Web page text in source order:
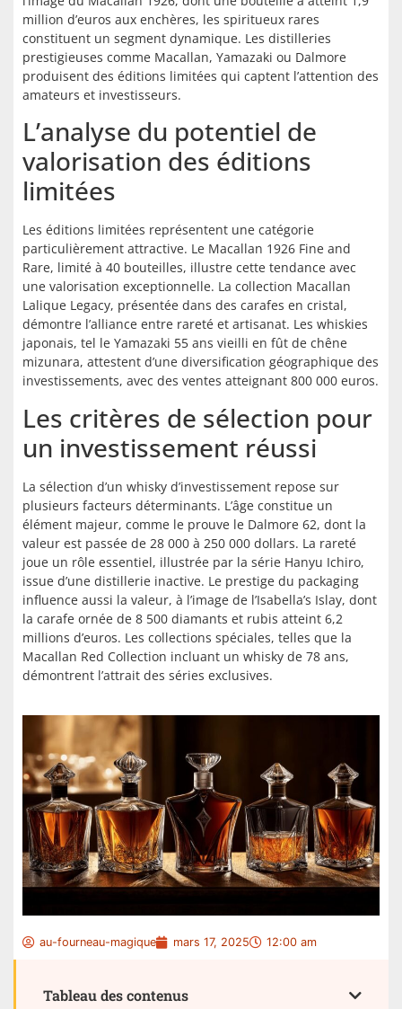
million d’euros aux enchères, les spiritueux rares
constituent un segment dynamique. Les distilleries
prestigieuses comme Macallan, Yamazaki ou Dalmore
produisent des éditions limitées qui captent l’attention des
amateurs et investisseurs.
L’analyse du potentiel de
valorisation des éditions
limitées
Les éditions limitées représentent une catégorie
particulièrement attractive. Le Macallan 1926 Fine and
Rare, limité à 40 bouteilles, illustre cette tendance avec
une valorisation exceptionnelle. La collection Macallan
Lalique Legacy, présentée dans des carafes en cristal,
démontre l’alliance entre rareté et artisanat. Les whiskies
japonais, tel le Yamazaki 55 ans vieilli en fût de chêne
mizunara, attestent d’une diversification géographique des
investissements, avec des ventes atteignant 800 000 euros.
Les critères de sélection pour
un investissement réussi
La sélection d’un whisky d’investissement repose sur
plusieurs facteurs déterminants. L’âge constitue un
élément majeur, comme le prouve le Dalmore 62, dont la
valeur est passée de 28 000 à 250 000 dollars. La rareté
joue un rôle essentiel, illustrée par la série Hanyu Ichiro,
issue d’une distillerie inactive. Le prestige du packaging
influence aussi la valeur, à l’image de l’Isabella’s Islay, dont
la carafe ornée de 8 500 diamants et rubis atteint 6,2
millions d’euros. Les collections spéciales, telles que la
Macallan Red Collection incluant un whisky de 78 ans,
démontrent l’attrait des séries exclusives.
au-fourneau-magique mars 17, 2025 12:00 am
Tableau des contenus